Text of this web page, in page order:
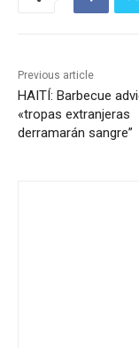
Previous article
HAITÍ: Barbecue
«tropas extranjeras
derramarán sangre”